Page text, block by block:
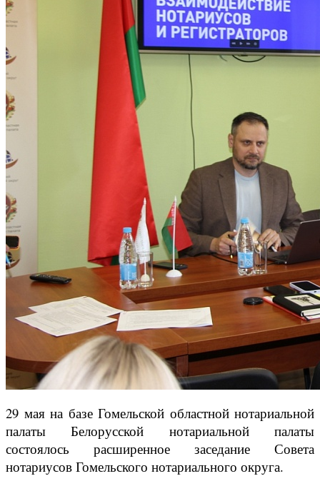
29 мая на базе Гомельской областной нотариальной
палаты Белорусской нотариальной палаты
состоялось расширенное заседание Совета
нотариусов Гомельского нотариального округа.